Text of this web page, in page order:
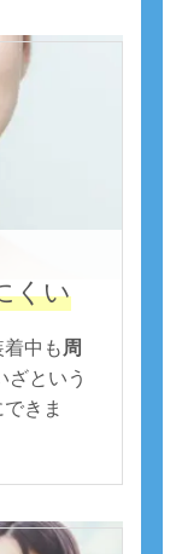
くい
中も周
ざという
きま